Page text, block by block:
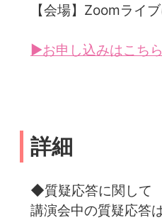
【会場】Zoomライ
▶お申し込みはこちら
詳細
◆質疑応答に関して
講演会中の質疑応答